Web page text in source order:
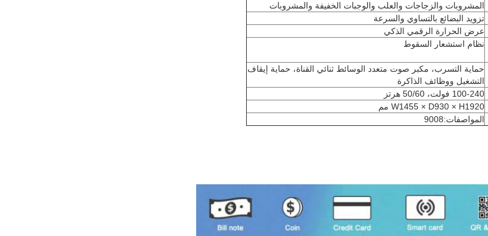
المشروبات والزجاجات والعلب والوجبات الخفيفة والمشروبات
تزويد البضائع بالتساوي والسرعة
عرض الحرارة الرقمي الذكي
نظام استشعار السقوط
حماية التسرب، مكبر صوت متعدد الوسائط ثنائي القناة، حماية إيقاف
التشغيل ووظائف الذاكرة
100-240 فولت، 50/60 هرتز
W1455 × D930 × H1920 مم
المواصفات:9008